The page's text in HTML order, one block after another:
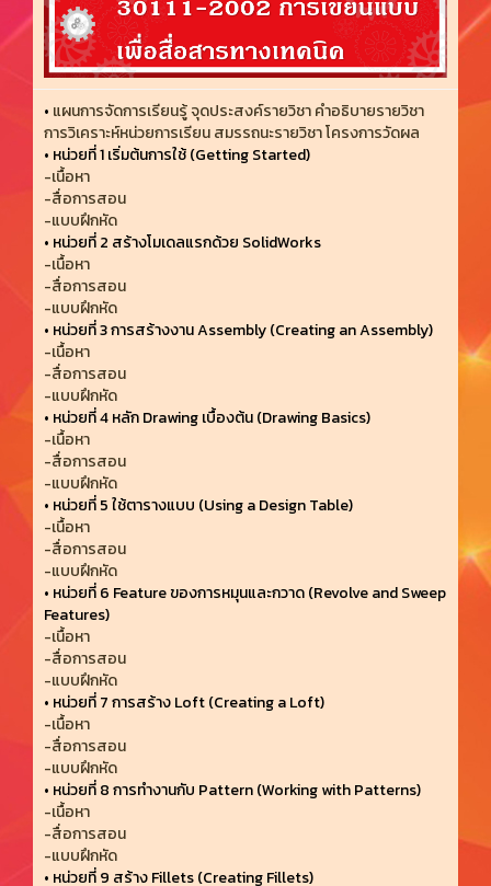
• แผนการจัดการเรียนรู้ จุดประสงค์รายวิชา คำอธิบายรายวิชา
การวิเคราะห์หน่วยการเรียน สมรรถนะรายวิชา โครงการวัดผล
• หน่วยที่ 1 เริ่มต้นการใช้ (Getting Started)
-เนื้อหา
-สื่อการสอน
-แบบฝึกหัด
• หน่วยที่ 2 สร้างโมเดลแรกด้วย SolidWorks
-เนื้อหา
-สื่อการสอน
-แบบฝึกหัด
• หน่วยที่ 3 การสร้างงาน Assembly (Creating an Assembly)
-เนื้อหา
-สื่อการสอน
-แบบฝึกหัด
• หน่วยที่ 4 หลัก Drawing เบื้องต้น (Drawing Basics)
-เนื้อหา
-สื่อการสอน
-แบบฝึกหัด
• หน่วยที่ 5 ใช้ตารางแบบ (Using a Design Table)
-เนื้อหา
-สื่อการสอน
-แบบฝึกหัด
• หน่วยที่ 6 Feature ของการหมุนและกวาด (Revolve and Sweep
Features)
-เนื้อหา
-สื่อการสอน
-แบบฝึกหัด
• หน่วยที่ 7 การสร้าง Loft (Creating a Loft)
-เนื้อหา
-สื่อการสอน
-แบบฝึกหัด
• หน่วยที่ 8 การทํางานกับ Pattern (Working with Patterns)
-เนื้อหา
-สื่อการสอน
-แบบฝึกหัด
• หน่วยที่ 9 สร้าง Fillets (Creating Fillets)